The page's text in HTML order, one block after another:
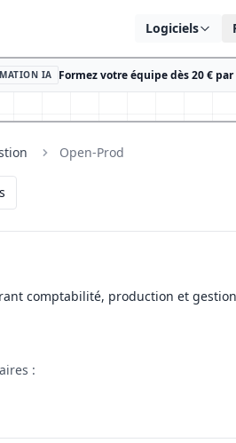
Logiciels
IA Formez votre équipe dès 20 €
Open-Prod
comptabilité, production et
: